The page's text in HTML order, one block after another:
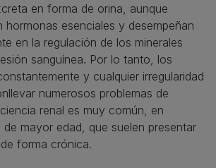
en forma de orina, aunque
hormonas esenciales y desempeñan
en la regulación de los minerales
sanguínea. Por lo tanto, los
y cualquier irregularidad
numerosos problemas de
renal es muy común, en
mayor edad, que suelen presentar
forma crónica.